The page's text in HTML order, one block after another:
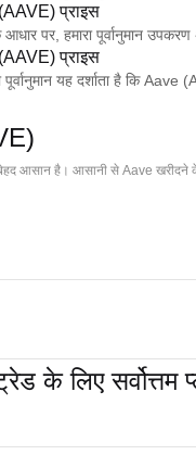
प्राइस
पर, हमारा पूर्वानुमान
प्राइस
यह दर्शाता है कि Aave
आसान है। आसानी से Aave खरीदने के
के लिए सर्वोत्तम